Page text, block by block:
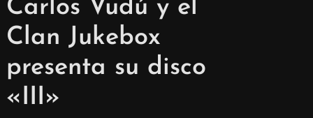
Carlos Vudú y el
Clan Jukebox
presenta su disco
«III»